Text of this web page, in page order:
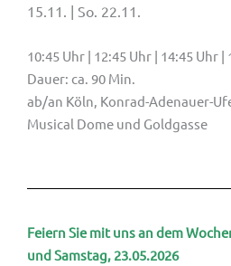
15.11. | So. 22.11.
10:45 Uhr | 12:45 Uhr | 14:45 Uhr |
Dauer: ca. 90 Min.
ab/an Köln, Konrad-Adenauer-
Musical Dome und Goldgasse
Feiern Sie mit uns an dem
und Samstag, 23.05.2026